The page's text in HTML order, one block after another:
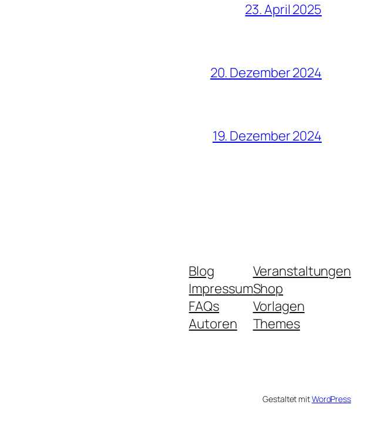
23. April 2025
20. Dezember 2024
19. Dezember 2024
Blog
Impressum
FAQs
Autoren
Veranstaltungen
Shop
Vorlagen
Themes
Gestaltet mitWordPress